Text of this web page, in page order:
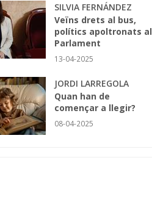
SILVIA FERNÁNDEZ
Veïns drets al bus,
polítics apoltronats al
Parlament
13-04-2025
JORDI LARREGOLA
Quan han de
començar a llegir?
08-04-2025